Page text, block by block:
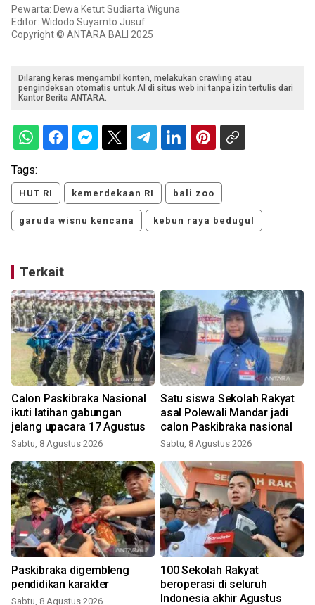
Pewarta: Dewa Ketut Sudiarta Wiguna
Editor: Widodo Suyamto Jusuf
Copyright © ANTARA BALI 2025
Dilarang keras mengambil konten, melakukan crawling atau
pengindeksan otomatis untuk AI di situs web ini tanpa izin tertulis dari
Kantor Berita ANTARA.
Tags:
HUT RI kemerdekaan RI bali zoo
garuda wisnu kencana kebun raya bedugul
Terkait
Calon Paskibraka Nasional
ikuti latihan gabungan
jelang upacara 17 Agustus
Sabtu, 8 Agustus 2026
Satu siswa Sekolah Rakyat
asal Polewali Mandar jadi
calon Paskibraka nasional
Sabtu, 8 Agustus 2026
Paskibraka digembleng
pendidikan karakter
Sabtu, 8 Agustus 2026
100 Sekolah Rakyat
beroperasi di seluruh
Indonesia akhir Agustus